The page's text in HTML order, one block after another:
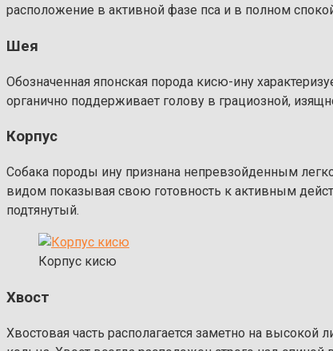
расположение в активной фазе пса и в полном
Шея
Обозначенная японская порода кисю-ину
органично поддерживает голову в грациозной,
Корпус
Собака породы ину признана непревзойденным
видом показывая свою готовность к активным
подтянутый.
Корпус кисю
Хвост
Хвостовая часть располагается заметно на высокой